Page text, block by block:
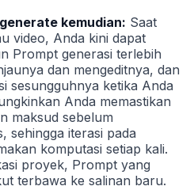
kemudian: Saat
video, Anda kini dapat
Prompt generasi terlebih
dan mengeditnya, dan
sesungguhnya ketika Anda
Anda memastikan
maksud sebelum
sehingga iterasi pada
komputasi setiap kali.
proyek, Prompt yang
terbawa ke salinan baru.